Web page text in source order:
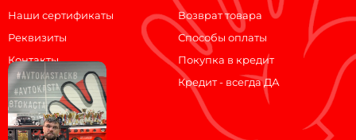
Наши сертификаты
Реквизиты
Контакты
Возврат товара
Способы оплаты
Покупка в кредит
Кредит - всегда ДА
Мы на связи!
ВКонтакте